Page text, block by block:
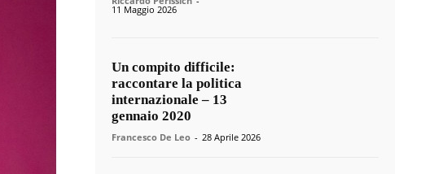
11 Maggio 2026
Un compito difficile:
raccontare la politica
internazionale – 13
gennaio 2020
Francesco De Leo - 28 Aprile 2026